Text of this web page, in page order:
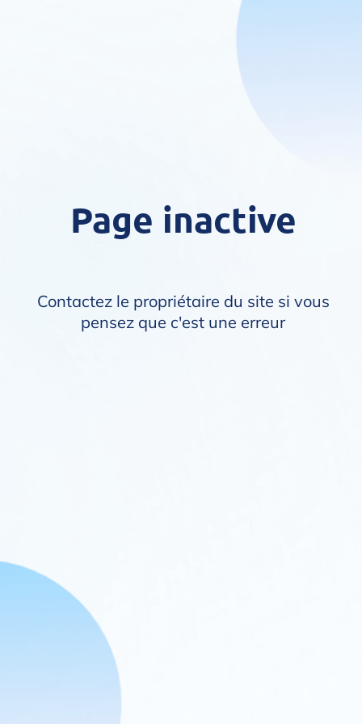
Page inactive
Contactez le propriétaire du site si vous
pensez que c'est une erreur